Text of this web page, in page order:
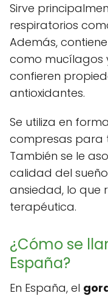
Sirve
respiratorios
Además,
como mucílagos
confieren
antioxidantes.
Se utiliza en
compresas para
También se le
calidad del
ansiedad, lo que
terapéutica.
¿Cómo se
España?
En España, el